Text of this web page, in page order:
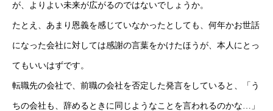
が、よりよい未来が広がるのではないでしょうか。
たとえ、あまり恩義を感じていなかったとしても、何年かお世話
になった会社に対しては感謝の言葉をかけたほうが、本人にとっ
てもいいはずです。
転職先の会社で、前職の会社を否定した発言をしていると、「う
ちの会社も、辞めるときに同じようなことを言われるのかな…」